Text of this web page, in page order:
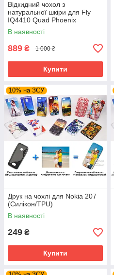
Відкидний чохол з
натуральної шкіри для Fly
IQ4410 Quad Phoenix
В наявності
889 ₴ 1 000 ₴
Купити
10% на ЗСУ
Друк на чохлі для Nokia 207
(Силікон/TPU)
В наявності
249 ₴
Купити